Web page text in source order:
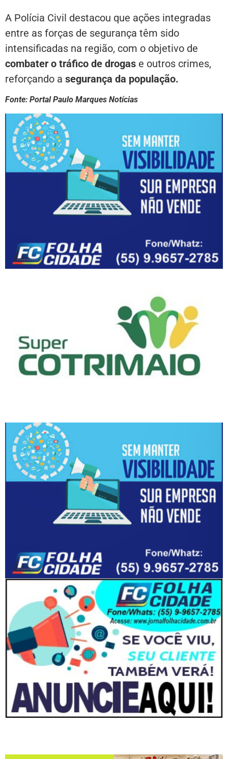
A Polícia Civil destacou que ações integradas
entre as forças de segurança têm sido
intensificadas na região, com o objetivo de
combater o tráfico de drogas e outros crimes,
reforçando a segurança da população.
Fonte: Portal Paulo Marques Notícias